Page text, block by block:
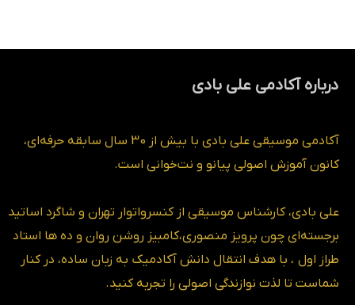
درباره آکادمی علی بادی
آکادمی موسیقی علی بادی با بیش از 30 سال سابقه حرفه‌ای،
کانون آموزش اصولی پیانو و نت‌خوانی است.
علی بادی، کارشناس موسیقی از کنسرواتوار تهران و شاگرد اساتید
برجسته‌ای چون پرویز منصوری،کامبیز روشن روان و ده ها استاد
طراز اول ، با هدف انتقال دانش آکادمیک به زبان ساده، در کنار
شماست تا لذت نوازندگی اصولی را تجربه کنید.